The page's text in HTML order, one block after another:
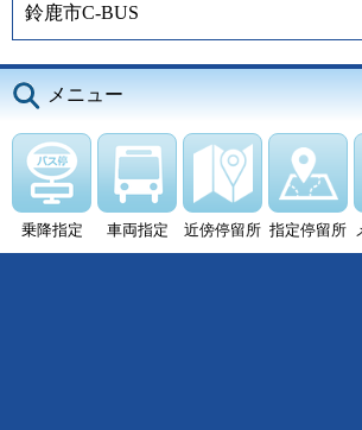
鈴鹿市C-BUS
メニュー
乗降指定 車両指定 近傍停留所 指定停留所